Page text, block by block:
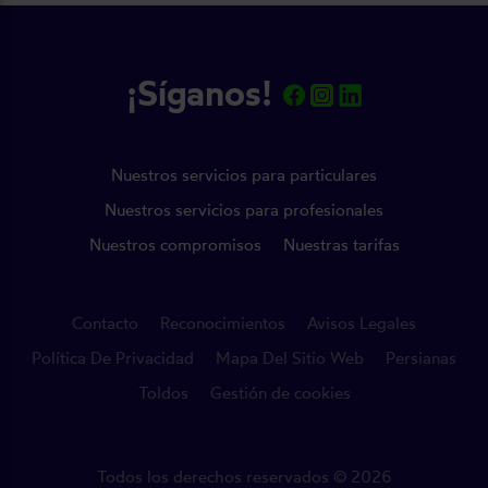
¡Síganos!
Nuestros servicios para particulares
Nuestros servicios para profesionales
Nuestros compromisos
Nuestras tarifas
Contacto Reconocimientos
Avisos Legales
Política De Privacidad
Mapa Del Sitio Web
Persianas
Toldos
Gestión de cookies
Todos los derechos reservados © 2026